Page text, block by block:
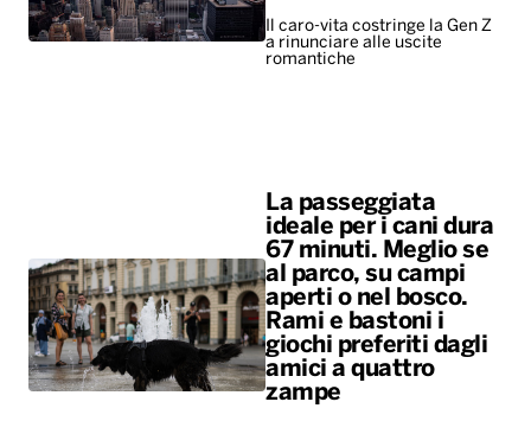
Il caro-vita costringe la Gen Z
a rinunciare alle uscite
romantiche
La passeggiata
ideale per i cani dura
67 minuti. Meglio se
al parco, su campi
aperti o nel bosco.
Rami e bastoni i
giochi preferiti dagli
amici a quattro
zampe